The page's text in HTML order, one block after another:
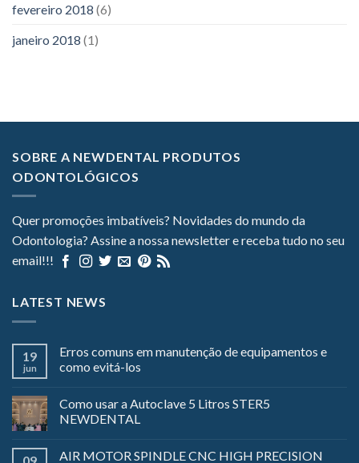
fevereiro 2018 (6)
janeiro 2018 (1)
SOBRE A NEWDENTAL PRODUTOS
ODONTOLÓGICOS
Quer promoções imbatíveis? Novidades do mundo da
Odontologia? Assine a nossa newsletter e receba tudo no seu
email!!!
LATEST NEWS
19
jun
Erros comuns em manutenção de equipamentos e
como evitá-los
Como usar a Autoclave 5 Litros STER5
NEWDENTAL
AIR MOTOR SPINDLE CNC HIGH PRECISION